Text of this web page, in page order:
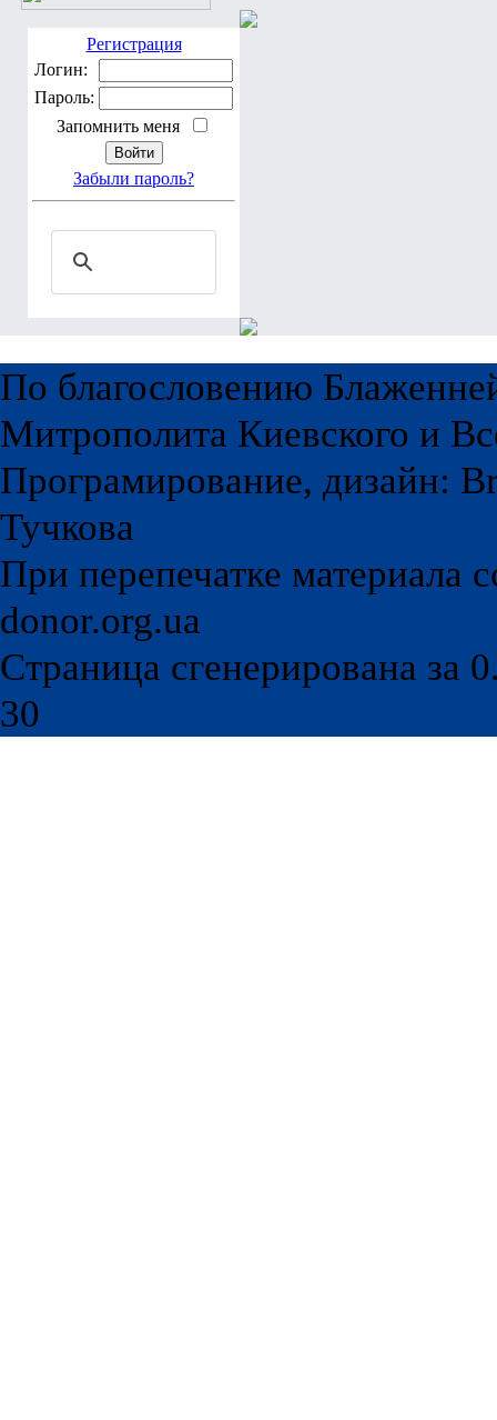
Регистрация
Логин:
Пароль:
Запомнить меня
Забыли пароль?
По благословению
Митрополита Киевского и
Програмирование, дизайн:
Тучкова
При перепечатке материала
donor.org.ua
Страница сгенерирована за
30